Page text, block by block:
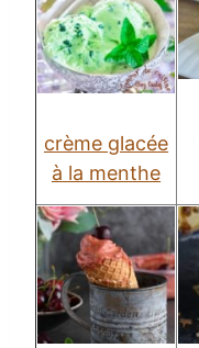
crème glacée
à la menthe